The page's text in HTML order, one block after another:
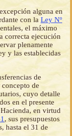
alguna en
con la Ley Nº
el máximo
correcta ejecución
plenamente
y las establecidas
de
de
cuyo detalle
en el presente
en virtud
, sus presupuestos
hasta el 31 de